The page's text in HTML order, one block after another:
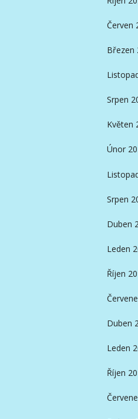
Červen
Březen
Srpen
Květen
Únor
Srpen
Duben
Leden
Říjen
Duben
Leden
Říjen